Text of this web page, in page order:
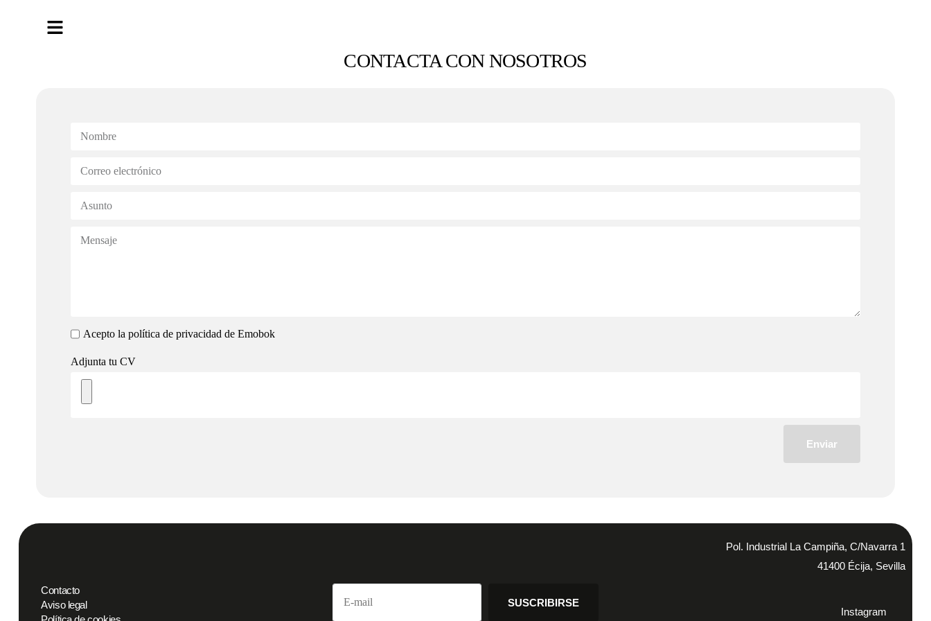
CONTACTA CON NOSOTROS
Acepto la política de privacidad de Emobok
Adjunta tu CV
Enviar
Pol. Industrial La Campiña, C/Navarra 1
41400 Écija, Sevilla
Contacto
Aviso legal
SUSCRIBIRSE
Instagram